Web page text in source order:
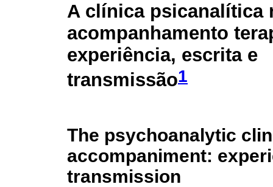
A clínica psicanalítica
acompanhamento
experiência, escrita e
transmissão1
The psychoanalytic
accompaniment:
transmission